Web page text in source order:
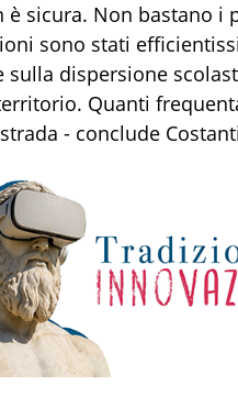
è sicura. Non bastano i
sono stati
sulla dispersione
Quanti
- conclude